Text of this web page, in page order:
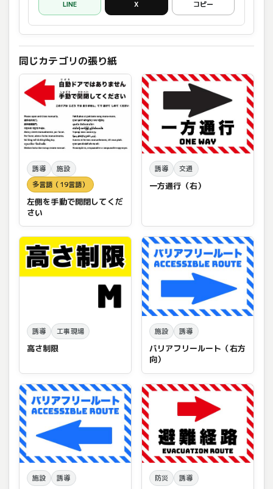
LINE X コピー
同じカテゴリの張り紙
誘導
施設
多言語（19言語）
左側を手動で開閉してくだ
さい
誘導 交通
一方通行（右）
誘導 工事現場
高さ制限
施設 誘導
バリアフリールート（右方
向）
施設 誘導 防災 誘導